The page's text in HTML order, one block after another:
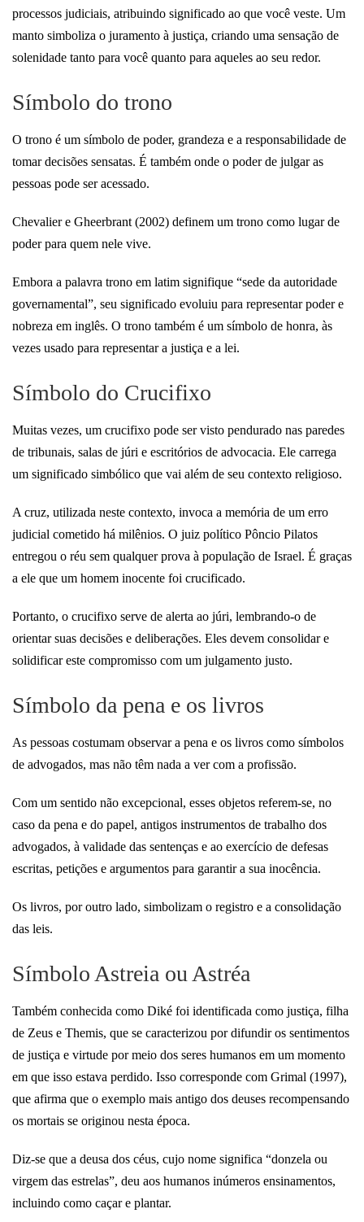
processos judiciais, atribuindo significado ao que você veste. Um
manto simboliza o juramento à justiça, criando uma sensação de
solenidade tanto para você quanto para aqueles ao seu redor.
Símbolo do trono
O trono é um símbolo de poder, grandeza e a responsabilidade de
tomar decisões sensatas. É também onde o poder de julgar as
pessoas pode ser acessado.
Chevalier e Gheerbrant (2002) definem um trono como lugar de
poder para quem nele vive.
Embora a palavra trono em latim signifique “sede da autoridade
governamental”, seu significado evoluiu para representar poder e
nobreza em inglês. O trono também é um símbolo de honra, às
vezes usado para representar a justiça e a lei.
Símbolo do Crucifixo
Muitas vezes, um crucifixo pode ser visto pendurado nas paredes
de tribunais, salas de júri e escritórios de advocacia. Ele carrega
um significado simbólico que vai além de seu contexto religioso.
A cruz, utilizada neste contexto, invoca a memória de um erro
judicial cometido há milênios. O juiz político Pôncio Pilatos
entregou o réu sem qualquer prova à população de Israel. É graças
a ele que um homem inocente foi crucificado.
Portanto, o crucifixo serve de alerta ao júri, lembrando-o de
orientar suas decisões e deliberações. Eles devem consolidar e
solidificar este compromisso com um julgamento justo.
Símbolo da pena e os livros
As pessoas costumam observar a pena e os livros como símbolos
de advogados, mas não têm nada a ver com a profissão.
Com um sentido não excepcional, esses objetos referem-se, no
caso da pena e do papel, antigos instrumentos de trabalho dos
advogados, à validade das sentenças e ao exercício de defesas
escritas, petições e argumentos para garantir a sua inocência.
Os livros, por outro lado, simbolizam o registro e a consolidação
das leis.
Símbolo Astreia ou Astréa
Também conhecida como Diké foi identificada como justiça, filha
de Zeus e Themis, que se caracterizou por difundir os sentimentos
de justiça e virtude por meio dos seres humanos em um momento
em que isso estava perdido. Isso corresponde com Grimal (1997),
que afirma que o exemplo mais antigo dos deuses recompensando
os mortais se originou nesta época.
Diz-se que a deusa dos céus, cujo nome significa “donzela ou
virgem das estrelas”, deu aos humanos inúmeros ensinamentos,
incluindo como caçar e plantar.